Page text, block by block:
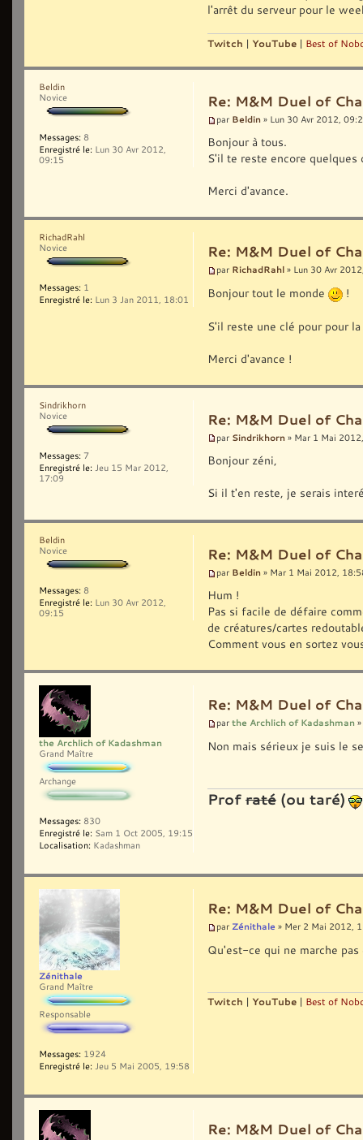
l'arrêt du serveur pour le
Twitch | YouTube | Best of
Re: M&M Duel of
par Beldin » Lun 30 Avr 2012,
Bonjour à tous.
S'il te reste encore
Merci d'avance.
Beldin
Novice
Messages: 8
Enregistré le: Lun 30 Avr 2012,
09:15
Re: M&M Duel of
par RichadRahl » Lun 30 Avr
Bonjour tout le monde !
S'il reste une clé pour pour
Merci d'avance !
RichadRahl
Novice
Messages: 1
Enregistré le: Lun 3 Jan 2011, 18:01
Re: M&M Duel of
par Sindrikhorn » Mar 1 Mai
Bonjour zéni,
Si il t'en reste, je serais
Sindrikhorn
Novice
Messages: 7
Enregistré le: Jeu 15 Mar 2012,
17:09
Re: M&M Duel of
par Beldin » Mar 1 Mai 2012,
Hum !
Pas si facile de défaire
de créatures/cartes
Comment vous en sortez
Beldin
Novice
Messages: 8
Enregistré le: Lun 30 Avr 2012,
09:15
Re: M&M Duel of
par the Archlich of Kadashman
Non mais sérieux je suis le
Prof raté (ou taré)
the Archlich of Kadashman
Grand Maître
Archange
Messages: 830
Enregistré le: Sam 1 Oct 2005, 19:15
Localisation: Kadashman
Re: M&M Duel of
par Zénithale » Mer 2 Mai 2012,
Qu'est-ce qui ne marche
Twitch | YouTube | Best of
Zénithale
Grand Maître
Responsable
Messages: 1924
Enregistré le: Jeu 5 Mai 2005, 19:58
Re: M&M Duel of